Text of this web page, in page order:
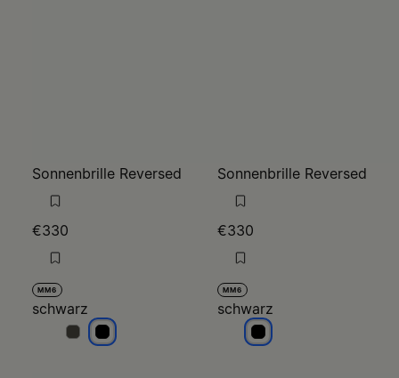
Sonnenbrille Reversed
€330
MM6
schwarz
schwarzschwarz
Sonnenbrille Reversed
€330
MM6
schwarz
schwarz